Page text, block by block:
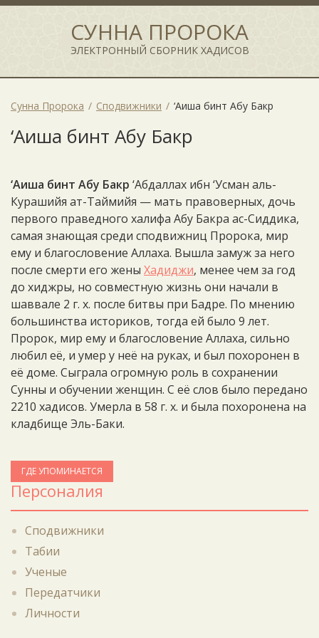
СУННА ПРОРОКА
ЭЛЕКТРОННЫЙ СБОРНИК ХАДИСОВ
Сунна Пророка Сподвижники ‘Аиша бинт Абу Бакр
‘Аиша бинт Абу Бакр
‘Аиша бинт Абу Бакр ‘Абдаллах ибн ‘Усман аль-
Курашийя ат-Таймийя — мать правоверных, дочь
первого праведного халифа Абу Бакра ас-Сиддика,
самая знающая среди сподвижниц Пророка, мир
ему и благословение Аллаха. Вышла замуж за него
после смерти его жены Хадиджи, менее чем за год
до хиджры, но совместную жизнь они начали в
шаввале 2 г. х. после битвы при Бадре. По мнению
большинства историков, тогда ей было 9 лет.
Пророк, мир ему и благословение Аллаха, сильно
любил её, и умер у неё на руках, и был похоронен в
её доме. Сыграла огромную роль в сохранении
Сунны и обучении женщин. С её слов было передано
2210 хадисов. Умерла в 58 г. х. и была похоронена на
кладбище Эль-Баки.
ГДЕ УПОМИНАЕТСЯ
Персоналия
Сподвижники
Табии
Ученые
Передатчики
Личности